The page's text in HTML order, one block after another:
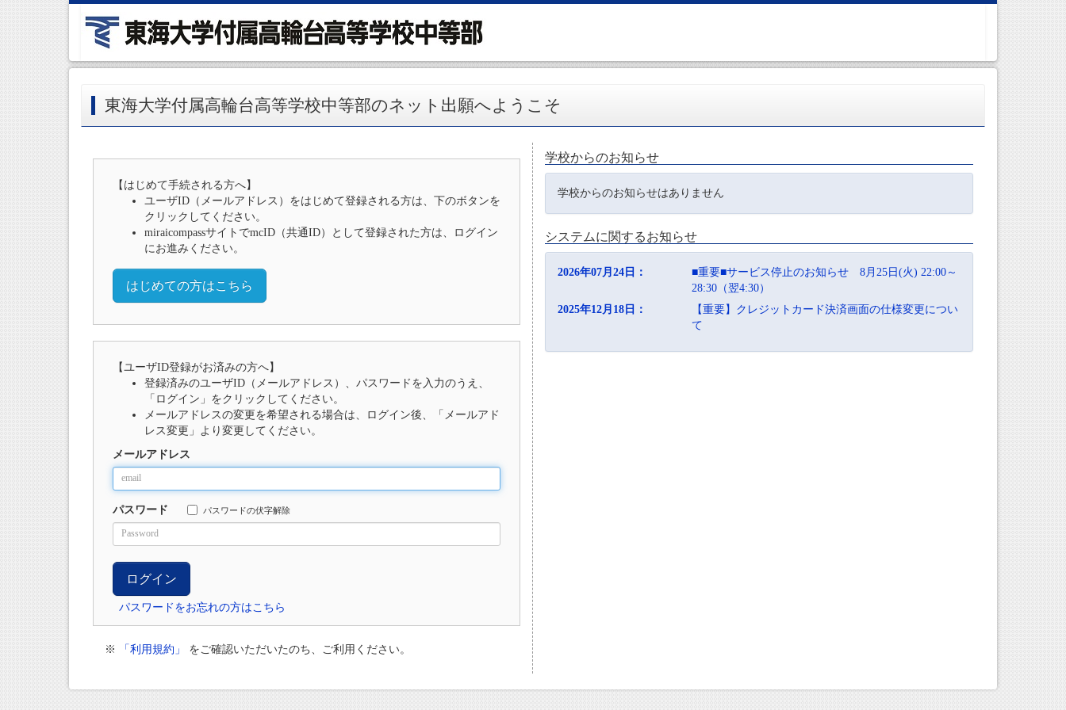
東海大学付属高輪台高等学校中等部のネット出願へようこそ
【はじめて手続される方へ】
ユーザID（メールアドレス）をはじめて登録される方は、下のボタンを
クリックしてください。
miraicompassサイトでmcID（共通ID）として登録された方は、ログイン
にお進みください。
はじめての方はこちら
【ユーザID登録がお済みの方へ】
登録済みのユーザID（メールアドレス）、パスワードを入力のうえ、
「ログイン」をクリックしてください。
メールアドレスの変更を希望される場合は、ログイン後、「メールアド
レス変更」より変更してください。
メールアドレス
パスワード パスワードの伏字解除
パスワードをお忘れの方はこちら
※ 「利用規約」 をご確認いただいたのち、ご利用ください。
学校からのお知らせ
学校からのお知らせはありません
システムに関するお知らせ
2026年07月24日：
■重要■サービス停止のお知らせ 8月25日(火) 22:00～
28:30（翌4:30）
2025年12月18日：
【重要】クレジットカード決済画面の仕様変更につい
て